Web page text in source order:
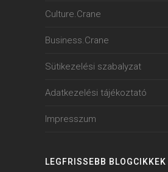
the not-so-distant realm of
2023-12-11